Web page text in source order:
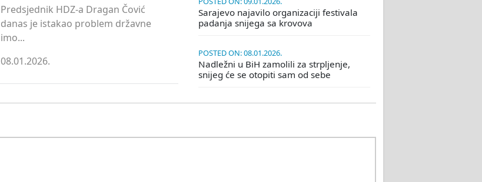
Predsjednik HDZ-a Dragan Čović
danas je istakao problem državne
imo...
08.01.2026.
Sarajevo najavilo organizaciji festivala
padanja snijega sa krovova
POSTED ON: 08.01.2026.
Nadležni u BiH zamolili za strpljenje,
snijeg će se otopiti sam od sebe